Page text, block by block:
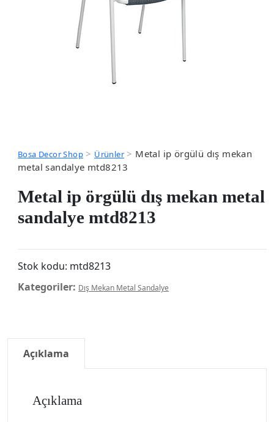
Bosa Decor Shop> Ürünler> Metal ip örgülü dış mekan
metal sandalye mtd8213
Metal ip örgülü dış mekan metal
sandalye mtd8213
Stok kodu: mtd8213
Kategoriler: Dış Mekan Metal Sandalye
Açıklama
Açıklama